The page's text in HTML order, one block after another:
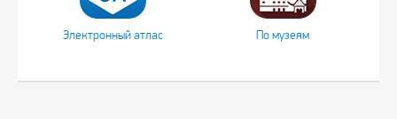
Электронный атлас По музеям